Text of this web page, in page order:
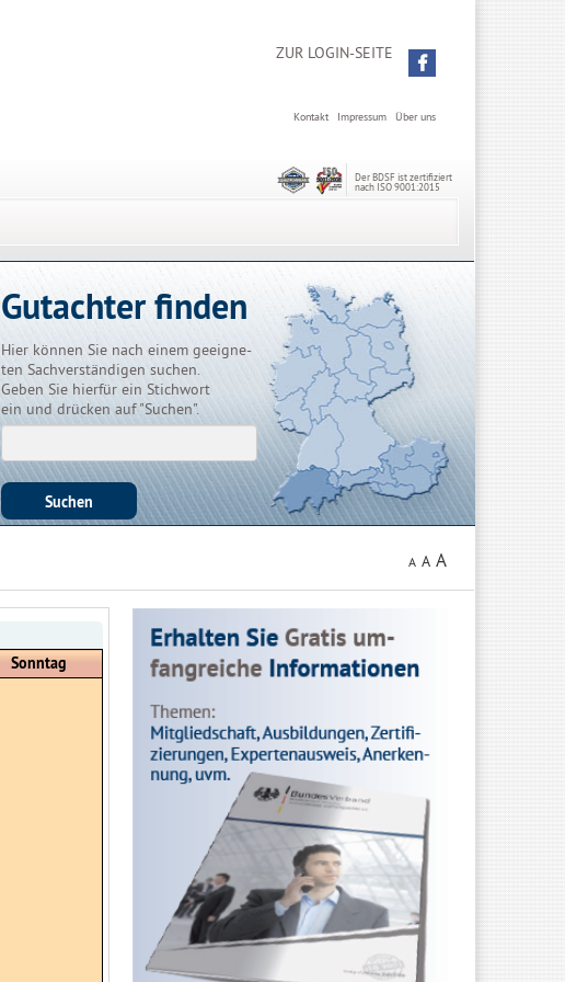
ZUR LOGIN-SEITE
Über uns
Impressum
Kontakt
Der BDSF ist zertifiziert
nach ISO 9001:2015
Gutachter finden
Hier können Sie nach einem geeigne-
ten Sachverständigen suchen.
Geben Sie hierfür ein Stichwort
ein und drücken auf "Suchen".
A A A
Sonntag